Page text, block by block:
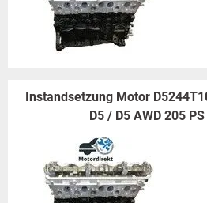
Instandsetzung Motor
D5 / D5 AWD 205